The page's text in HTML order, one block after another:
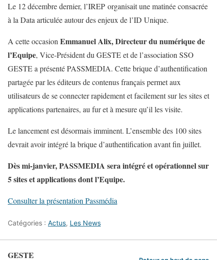
Le 12 décembre dernier, l’IREP organisait une matinée consacrée
à la Data articulée autour des enjeux de l’ID Unique.
A cette occasion Emmanuel Alix, Directeur du numérique de
l’Equipe, Vice-Président du GESTE et de l’association SSO
GESTE a présenté PASSMEDIA. Cette brique d’authentification
partagée par les éditeurs de contenus français permet aux
utilisateurs de se connecter rapidement et facilement sur les sites et
applications partenaires, au fur et à mesure qu’il les visite.
Le lancement est désormais imminent. L’ensemble des 100 sites
devrait avoir intégré la brique d’authentification avant fin juillet.
Dès mi-janvier, PASSMEDIA sera intégré et opérationnel sur
5 sites et applications dont l’Equipe.
Consulter la présentation Passmédia
Catégories : Actus, Les News
GESTE